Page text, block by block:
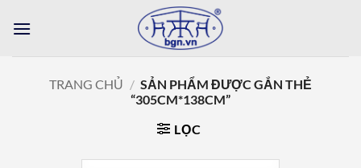
qua
TRANG CHỦ / SẢN PHẨM ĐƯỢC GẮN THẺ
“305CM*138CM”
LỌC